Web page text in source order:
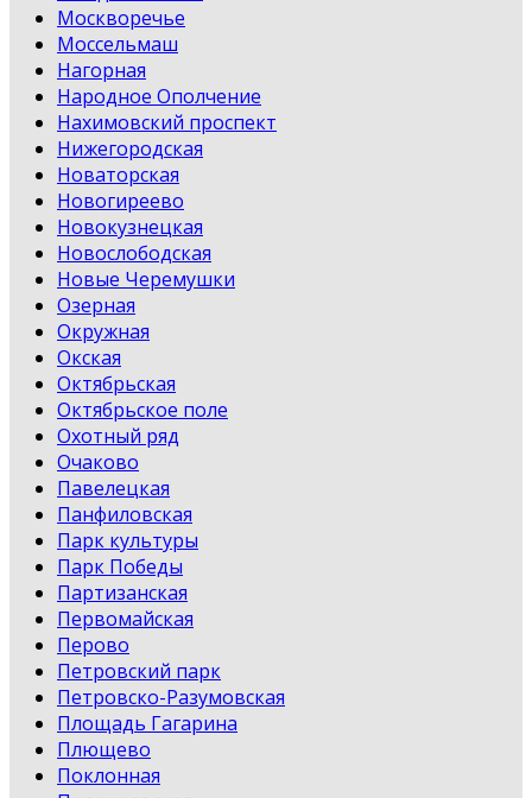
Москворечье
Моссельмаш
Нагорная
Народное Ополчение
Нахимовский проспект
Нижегородская
Новаторская
Новогиреево
Новокузнецкая
Новослободская
Новые Черемушки
Озерная
Окружная
Окская
Октябрьская
Октябрьское поле
Охотный ряд
Очаково
Павелецкая
Панфиловская
Парк культуры
Парк Победы
Партизанская
Первомайская
Перово
Петровский парк
Петровско-Разумовская
Площадь Гагарина
Плющево
Поклонная